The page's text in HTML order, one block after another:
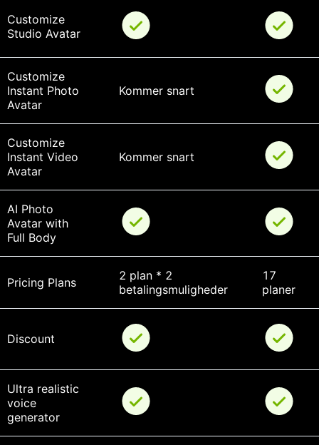
Customize
Studio Avatar
Customize
Instant Photo
Avatar
Kommer snart
Customize
Instant Video
Avatar
Kommer snart
AI Photo
Avatar with
Full Body
Pricing Plans
2 plan * 2
betalingsmuligheder
17
planer
Discount
Ultra realistic
voice
generator